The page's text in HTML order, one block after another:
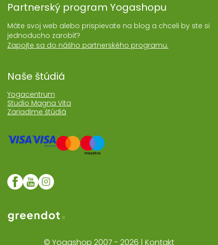
Partnerský program Yogashopu
Máte svoj web alebo prispievate na blog a chceli by ste si
jednoducho zarobiť?
Zapojte sa do nášho partnerského programu.
Naše štúdiá
Yogacentrum
Studio Magna Vita
Zariadime štúdiá
Web realizoval Greendot
© Yogashop 2007 - 2026 | Kontakt